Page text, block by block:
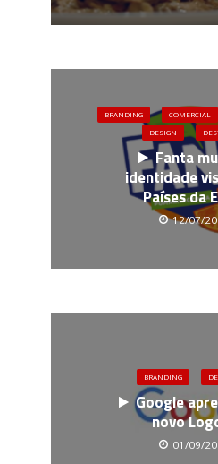
BRANDING COMERCIAL
DESIGN
Fanta
identidade
Países da
12/07/
BRANDING
Google
novo
01/09/